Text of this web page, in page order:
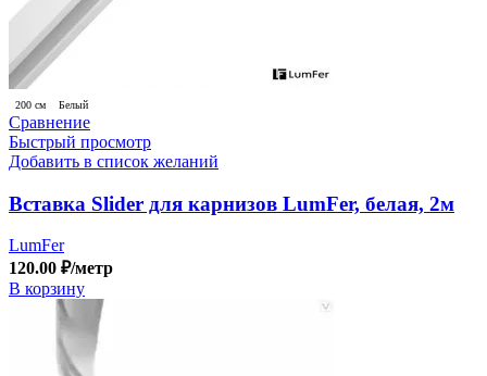
200 см Белый
Сравнение
Быстрый просмотр
Добавить в список желаний
Вставка Slider для карнизов LumFer, белая, 2м
LumFer
120.00 ₽/метр
В корзину